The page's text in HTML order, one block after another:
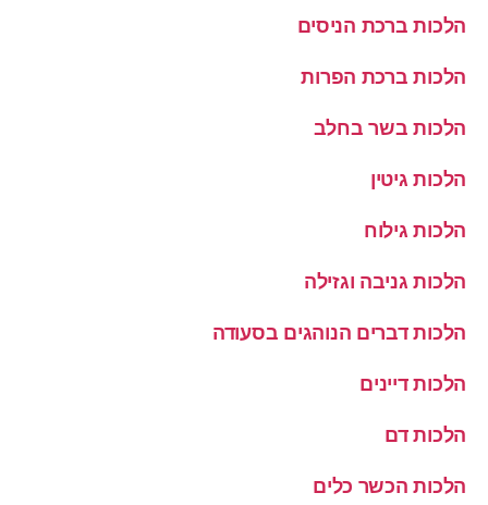
הלכות ברכת הניסים
הלכות ברכת הפרות
הלכות בשר בחלב
הלכות גיטין
הלכות גילוח
הלכות גניבה וגזילה
הלכות דברים הנוהגים בסעודה
הלכות דיינים
הלכות דם
הלכות הכשר כלים